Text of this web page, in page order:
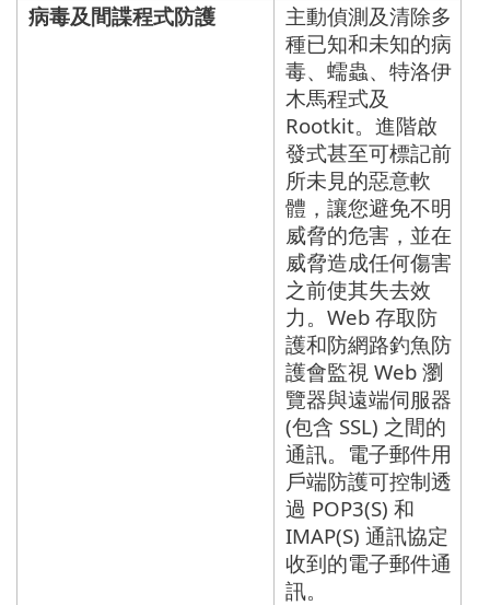
病毒及間諜程式防護
主動偵測及清除多
種已知和未知的病
毒、蠕蟲、特洛伊
木馬程式及
Rootkit。進階啟
發式甚至可標記前
所未見的惡意軟
體，讓您避免不明
威脅的危害，並在
威脅造成任何傷害
之前使其失去效
力。Web 存取防
護和防網路釣魚防
護會監視 Web 瀏
覽器與遠端伺服器
(包含 SSL) 之間的
通訊。電子郵件用
戶端防護可控制透
過 POP3(S) 和
IMAP(S) 通訊協定
收到的電子郵件通
訊。